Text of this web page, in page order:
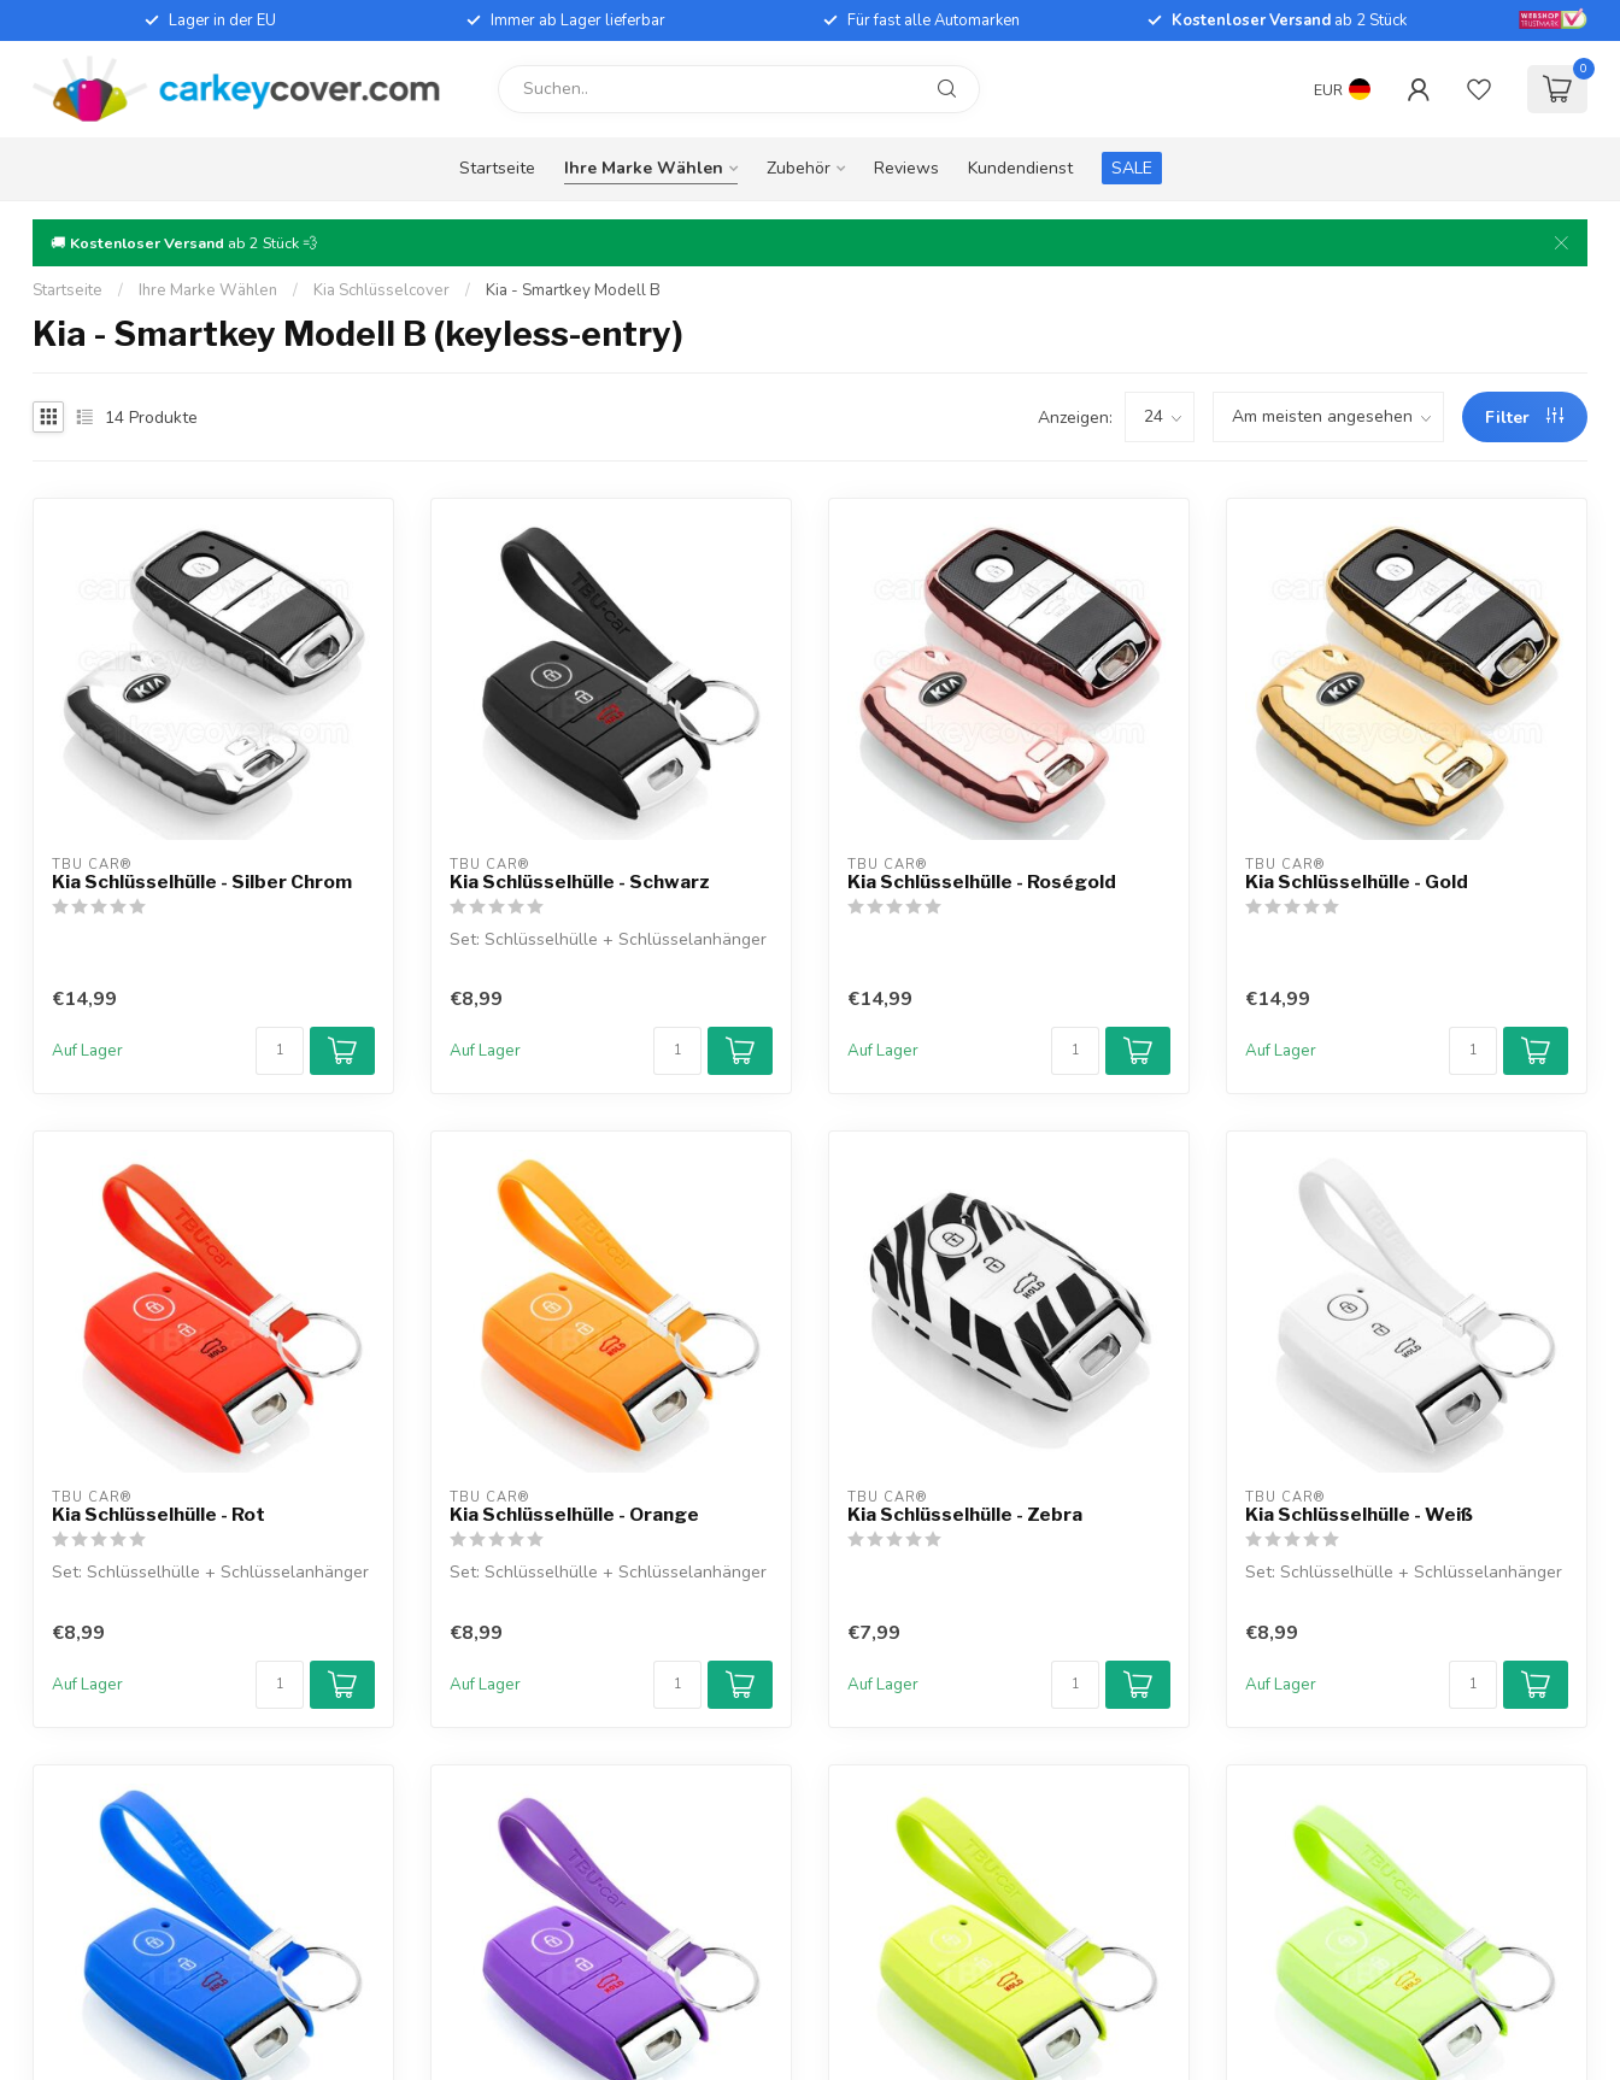
Lager in der EU Immer ab Lager lieferbar Für fast alle Automarken Kostenloser Versand ab 2 Stück
EUR
0
Startseite Ihre Marke Wählen Zubehör Reviews Kundendienst SALE
🚚 Kostenloser Versand ab 2 Stück 💨
Startseite / Ihre Marke Wählen / Kia Schlüsselcover / Kia - Smartkey Modell B
Kia - Smartkey Modell B (keyless-entry)
14 Produkte Anzeigen: Filter
TBU CAR®
Kia Schlüsselhülle - Silber Chrom
€14,99
Auf Lager
TBU CAR®
Kia Schlüsselhülle - Schwarz
Set: Schlüsselhülle + Schlüsselanhänger
€8,99
Auf Lager
TBU CAR®
Kia Schlüsselhülle - Roségold
€14,99
Auf Lager
TBU CAR®
Kia Schlüsselhülle - Gold
€14,99
Auf Lager
TBU CAR®
Kia Schlüsselhülle - Rot
Set: Schlüsselhülle + Schlüsselanhänger
€8,99
Auf Lager
TBU CAR®
Kia Schlüsselhülle - Orange
Set: Schlüsselhülle + Schlüsselanhänger
€8,99
Auf Lager
TBU CAR®
Kia Schlüsselhülle - Zebra
€7,99
Auf Lager
TBU CAR®
Kia Schlüsselhülle - Weiß
Set: Schlüsselhülle + Schlüsselanhänger
€8,99
Auf Lager